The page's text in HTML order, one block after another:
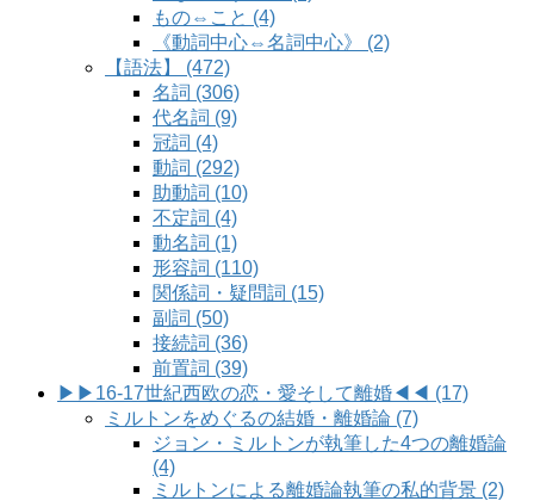
もの⇔こと (4)
《動詞中心⇔名詞中心》 (2)
【語法】 (472)
名詞 (306)
代名詞 (9)
冠詞 (4)
動詞 (292)
助動詞 (10)
不定詞 (4)
動名詞 (1)
形容詞 (110)
関係詞・疑問詞 (15)
副詞 (50)
接続詞 (36)
前置詞 (39)
▶▶16-17世紀西欧の恋・愛そして離婚◀◀ (17)
ミルトンをめぐるの結婚・離婚論 (7)
ジョン・ミルトンが執筆した4つの離婚論
(4)
ミルトンによる離婚論執筆の私的背景 (2)